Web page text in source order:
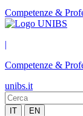
Competenze &
|
Competenze &
unibs.it
IT EN